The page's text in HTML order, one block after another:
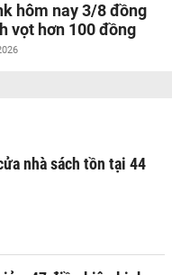
hôm nay 3/8 đồng
vọt hơn 100 đồng
nhà sách tồn tại 44